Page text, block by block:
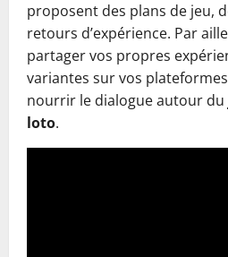
proposent des plans de jeu,
retours d’expérience. Par
partager vos propres
variantes sur vos
nourrir le dialogue autour du
loto.